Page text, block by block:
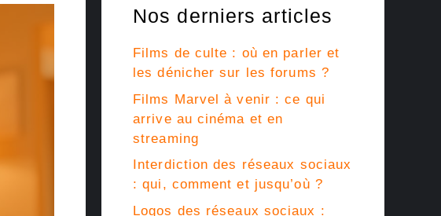
Nos derniers articles
Films de culte : où en parler et
les dénicher sur les forums ?
Films Marvel à venir : ce qui
arrive au cinéma et en
streaming
Interdiction des réseaux sociaux
: qui, comment et jusqu’où ?
Logos des réseaux sociaux :